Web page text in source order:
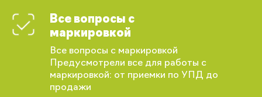
Все вопросы с
маркировкой
Все вопросы с маркировкой
Предусмотрели все для работы с
маркировкой: от приемки по УПД до
продажи
Запомнить меня